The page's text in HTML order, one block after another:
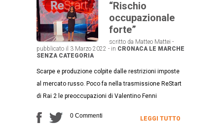
“Rischio
occupazionale
forte”
scritto da Matteo Mattei -
pubblicato il 3 Marzo 2022 - in CRONACA LE MARCHE
SENZA CATEGORIA
Scarpe e produzione colpite dalle restrizioni imposte
al mercato russo. Poco fa nella trasmissione ReStart
di Rai 2 le preoccupazioni di Valentino Fenni
0 Commenti LEGGI TUTTO